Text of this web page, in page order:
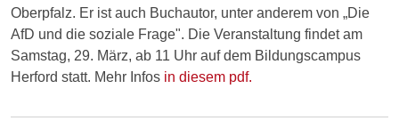
Oberpfalz. Er ist auch Buchautor, unter anderem von „Die
AfD und die soziale Frage". Die Veranstaltung findet am
Samstag, 29. März, ab 11 Uhr auf dem Bildungscampus
Herford statt. Mehr Infos in diesem pdf.